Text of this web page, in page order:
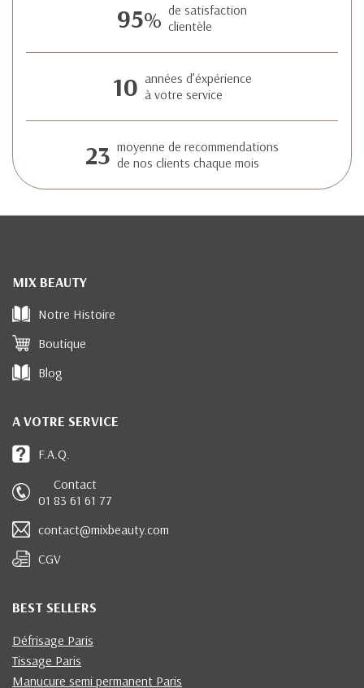
95% de satisfaction
clientèle
10 années d’éxpérience
à votre service
23 moyenne de recommendations
de nos clients chaque mois
MIX BEAUTY
Notre Histoire
Boutique
Blog
A VOTRE SERVICE
F.A.Q.
Contact
01 83 61 61 77
contact@mixbeauty.com
CGV
BEST SELLERS
Défrisage Paris
Tissage Paris
Manucure semi permanent Paris